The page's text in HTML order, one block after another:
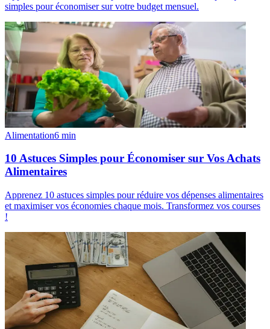
simples pour économiser sur votre budget mensuel.
Alimentation6 min
10 Astuces Simples pour Économiser sur Vos Achats
Alimentaires
Apprenez 10 astuces simples pour réduire vos dépenses alimentaires
et maximiser vos économies chaque mois. Transformez vos courses
!